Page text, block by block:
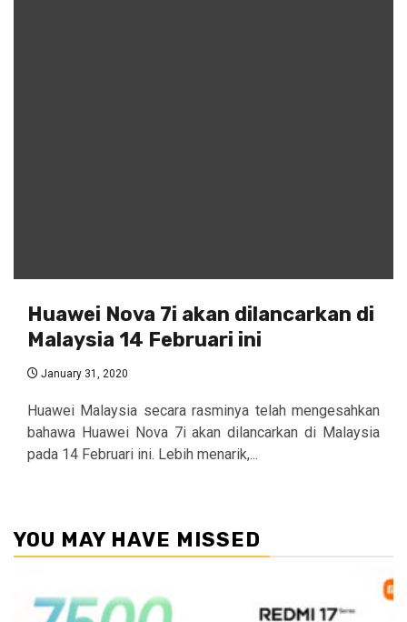
Huawei Nova 7i akan dilancarkan di
Malaysia 14 Februari ini
January 31, 2020
Huawei Malaysia secara rasminya telah mengesahkan
bahawa Huawei Nova 7i akan dilancarkan di Malaysia
pada 14 Februari ini. Lebih menarik,...
YOU MAY HAVE MISSED